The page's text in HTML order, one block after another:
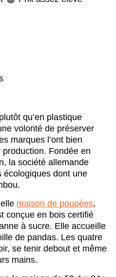
qu’en plastique
volonté de préserver
marques l’ont bien
Fondée en
la société allemande
écologiques dont une
maison de poupées,
conçue en bois certifié
à sucre. Elle accueille
de pandas. Les quatre
se tenir debout et même
mains.